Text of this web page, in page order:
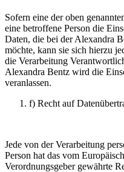
Sofern eine der oben
eine betroffene Person die
Daten, die bei der Alexandra
möchte, kann sie sich hierzu
die Verarbeitung
Alexandra Bentz wird die
veranlassen.
f) Recht auf
Jede von der Verarbeitung
Person hat das vom
Verordnungsgeber gewährte